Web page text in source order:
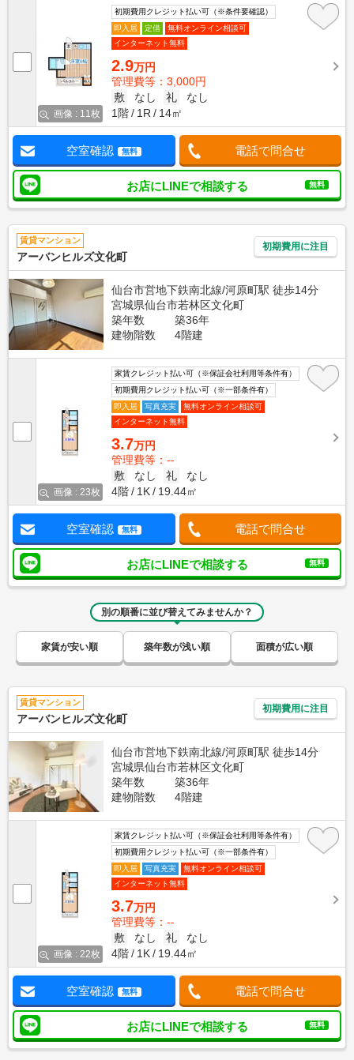
画像 : 11枚
初期費用クレジット払い可（※条件要確認）
即入居
定借
無料オンライン相談可
インターネット無料
2.9万円
管理費等：3,000円
敷
なし 礼
なし
1階
1R 14㎡
空室確認 無料 電話で問合せ
お店にLINEで相談する 無料
賃貸マンション
アーバンヒルズ文化町
初期費用に注目
仙台市営地下鉄南北線/河原町駅 徒歩14分
宮城県仙台市若林区文化町
築年数
築36年
建物階数
4階建
画像 : 23枚
家賃クレジット払い可（※保証会社利用等条件有）
初期費用クレジット払い可（※一部条件有）
即入居
写真充実
無料オンライン相談可
インターネット無料
3.7万円
管理費等：--
敷
なし 礼
なし
4階
1K 19.44㎡
空室確認 無料 電話で問合せ
お店にLINEで相談する 無料
別の順番に並び替えてみませんか？
家賃が安い順 築年数が浅い順 面積が広い順
賃貸マンション
アーバンヒルズ文化町
初期費用に注目
仙台市営地下鉄南北線/河原町駅 徒歩14分
宮城県仙台市若林区文化町
築年数
築36年
建物階数
4階建
画像 : 22枚
家賃クレジット払い可（※保証会社利用等条件有）
初期費用クレジット払い可（※一部条件有）
即入居
写真充実
無料オンライン相談可
インターネット無料
3.7万円
管理費等：--
敷
なし 礼
なし
4階
1K 19.44㎡
空室確認 無料 電話で問合せ
お店にLINEで相談する 無料